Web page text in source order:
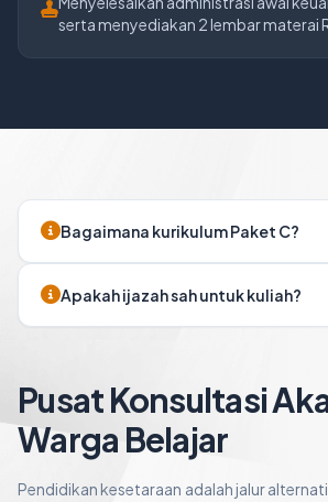
serta menyediakan 2 lembar materai
Bagaimana kurikulum Paket C?
Apakah ijazah sah untuk kuliah?
Pusat Konsultasi
Warga Belajar
Pendidikan kesetaraan adalah jalur